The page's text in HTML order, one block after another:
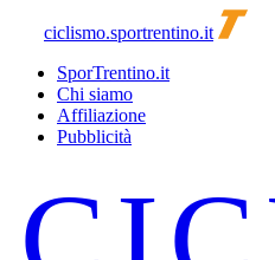
ciclismo.sportrentino.it
SporTrentino.it
Chi siamo
Affiliazione
Pubblicità